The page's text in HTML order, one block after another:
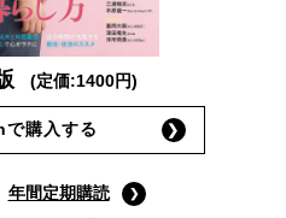
(定価:1400円)
購入する
年間定期購読